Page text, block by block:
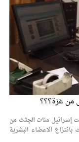
من غزة؟؟؟
إسرائيل مئات الجثث من
الاعضاء البشرية